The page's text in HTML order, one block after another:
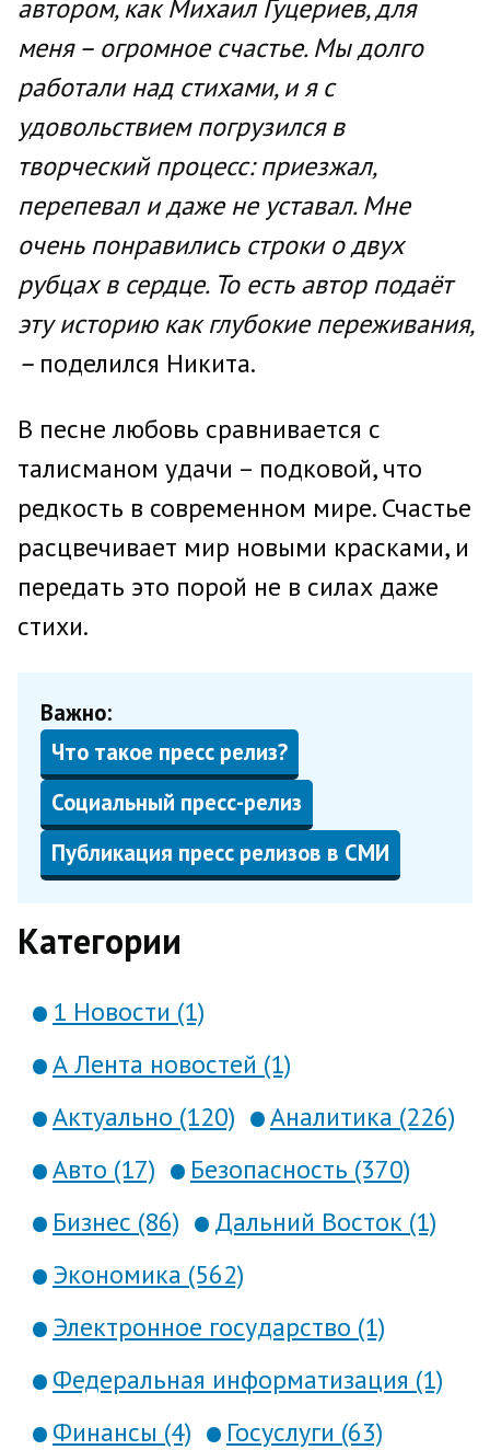
автором, как Михаил Гуцериев, для
меня – огромное счастье. Мы долго
работали над стихами, и я с
удовольствием погрузился в
творческий процесс: приезжал,
перепевал и даже не уставал. Мне
очень понравились строки о двух
рубцах в сердце. То есть автор подаёт
эту историю как глубокие переживания,
– поделился Никита.
В песне любовь сравнивается с
талисманом удачи – подковой, что
редкость в современном мире. Счастье
расцвечивает мир новыми красками, и
передать это порой не в силах даже
стихи.
Важно:
Что такое пресс релиз?
Социальный пресс-релиз
Публикация пресс релизов в СМИ
Категории
1 Новости (1)
А Лента новостей (1)
Актуально (120)
Аналитика (226)
Авто (17)
Безопасность (370)
Бизнес (86)
Дальний Восток (1)
Экономика (562)
Электронное государство (1)
Федеральная информатизация (1)
Финансы (4)
Госуслуги (63)